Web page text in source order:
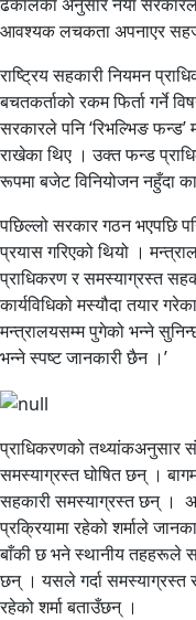
आवश्यक लचकता अपनाएर
राष्ट्रिय सहकारी नियमन
बचतकर्ताको रकम फिर्ता गर्ने
सरकारले पनि ‘रिभल्भिङ फन्ड’
राखेका थिए । उक्त फन्ड
रूपमा बजेट विनियोजन नहुँदा
पछिल्लो सरकार गठन भएपछि
प्रयास गरिएको थियो ।
प्राधिकरण र समस्याग्रस्त
कार्यविधिको मस्यौदा तयार
मन्त्रालयसम्म पुगेको भन्ने
भन्ने स्पष्ट जानकारी छैन ।’
प्राधिकरणको तथ्यांकअनुसार
समस्याग्रस्त घोषित छन् ।
सहकारी समस्याग्रस्त छन् ।
प्रक्रियामा रहेको शर्माले
बाँकी छ भने स्थानीय तहहरूले
छन् । यसले गर्दा समस्याग्रस्त
रहेको शर्मा बताउँछन् ।